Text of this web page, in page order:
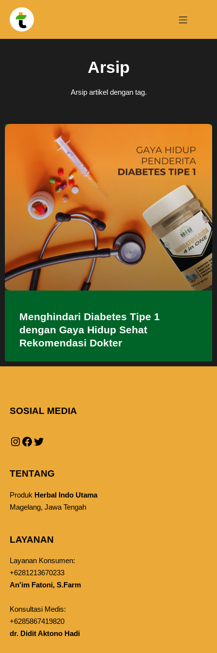
Arsip
Arsip artikel dengan tag.
Menghindari Diabetes Tipe 1
dengan Gaya Hidup Sehat
Rekomendasi Dokter
SOSIAL MEDIA
TENTANG
Produk Herbal Indo Utama
Magelang, Jawa Tengah
LAYANAN
Layanan Konsumen:
+6281213670233
An'im Fatoni, S.Farm
Konsultasi Medis:
+6285867419820
dr. Didit Aktono Hadi